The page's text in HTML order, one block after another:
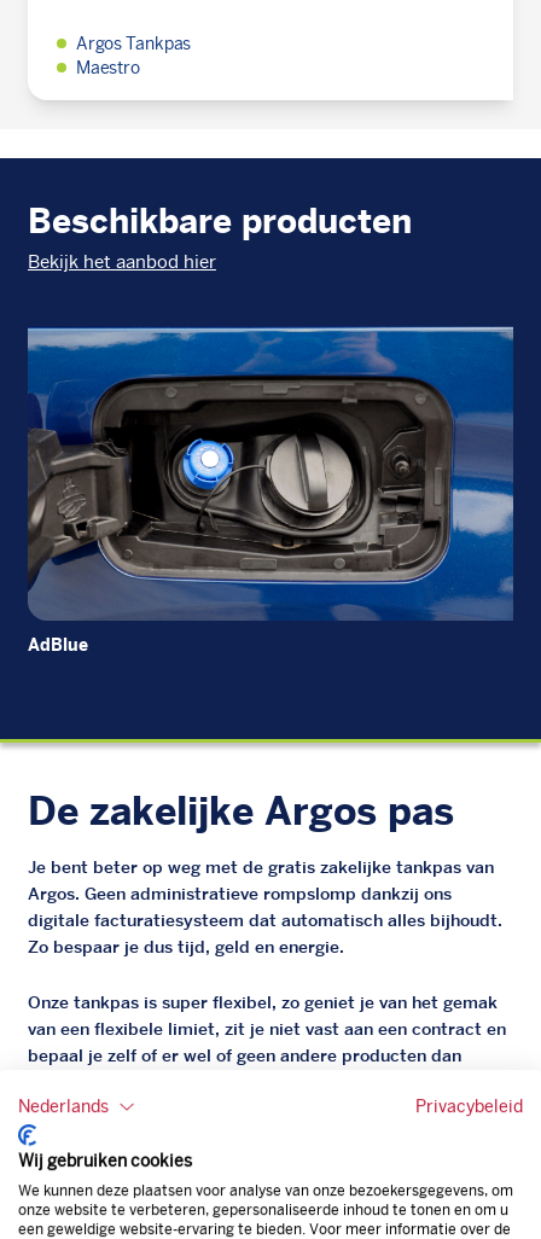
Argos Tankpas
Maestro
Beschikbare producten
Bekijk het aanbod hier
AdBlue
De zakelijke Argos pas
Je bent beter op weg met de gratis zakelijke tankpas van
Argos. Geen administratieve rompslomp dankzij ons
digitale facturatiesysteem dat automatisch alles bijhoudt.
Zo bespaar je dus tijd, geld en energie.
Onze tankpas is super flexibel, zo geniet je van het gemak
van een flexibele limiet, zit je niet vast aan een contract en
bepaal je zelf of er wel of geen andere producten dan
Bovendien profiteer je altijd van een gegarandeerde
korting. Mocht de pompprijs toch lager zijn dan betaal je
natuurlijk de prijs aan de pomp. Zo ben je altijd verzekerd
van de laagste prijs.
Nederlands Privacybeleid
Wij gebruiken cookies
We kunnen deze plaatsen voor analyse van onze bezoekersgegevens, om
onze website te verbeteren, gepersonaliseerde inhoud te tonen en om u
een geweldige website-ervaring te bieden. Voor meer informatie over de